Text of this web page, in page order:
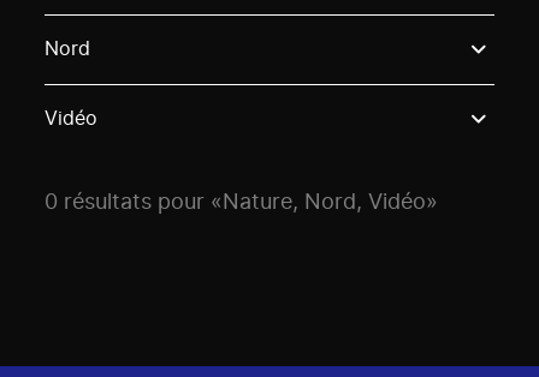
Nord
Vidéo
0 résultats pour «Nature, Nord, Vidéo»